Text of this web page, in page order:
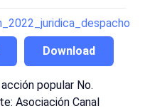
Download
popular No.
Asociación Canal